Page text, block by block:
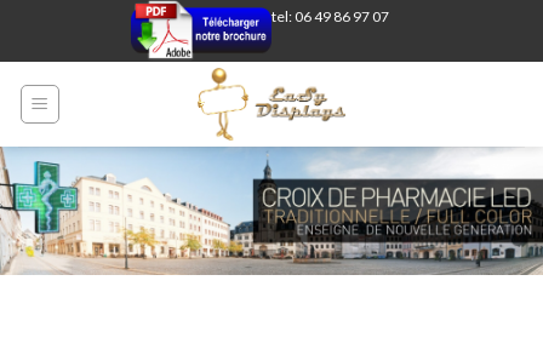
tel: 06 49 86 97 07